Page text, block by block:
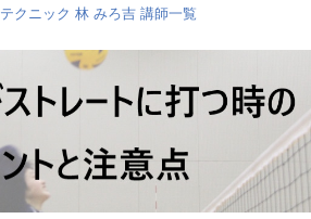
テクニック 林 みろ吉 講師一覧